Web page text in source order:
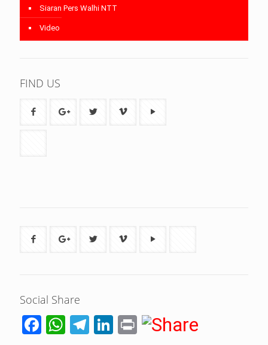
Siaran Pers Walhi NTT
Video
FIND US
Social Share
Facebook
WhatsApp
Telegram
LinkedIn
Print